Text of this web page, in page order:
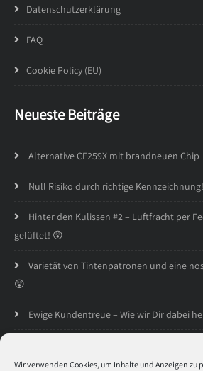
Wir verwenden Cookies, um Inhalte und Anzeigen
Datenschutzerklärung
FAQ
Cookie Policy (EU)
Neueste Beiträge
Alternative CF259X mit brandneuen Chip
Null Risiko durch richtige
Hinter den Kulissen #2 – Luftfracht per
gelüftet! 😲
Varietät von Tintenpatronen und eine
😲
Ewige Kundentreue – Wie wir Dir dabei
Öffnungszeiten